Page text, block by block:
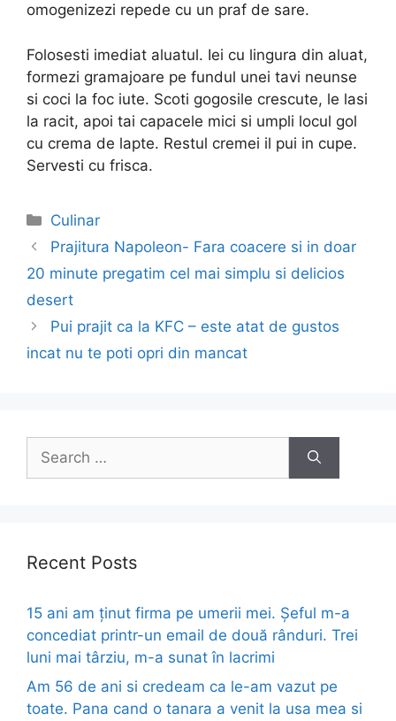
omogenizezi repede cu un praf de sare.
Folosesti imediat aluatul. Iei cu lingura din aluat,
formezi gramajoare pe fundul unei tavi neunse
si coci la foc iute. Scoti gogosile crescute, le lasi
la racit, apoi tai capacele mici si umpli locul gol
cu crema de lapte. Restul cremei il pui in cupe.
Servesti cu frisca.
Categories
Culinar
Post
navigation
Prajitura Napoleon- Fara coacere si in doar
20 minute pregatim cel mai simplu si delicios
desert
Pui prajit ca la KFC – este atat de gustos
incat nu te poti opri din mancat
for:
Recent Posts
15 ani am ținut firma pe umerii mei. Șeful m-a
concediat printr-un email de două rânduri. Trei
luni mai târziu, m-a sunat în lacrimi
Am 56 de ani si credeam ca le-am vazut pe
toate. Pana cand o tanara a venit la usa mea si